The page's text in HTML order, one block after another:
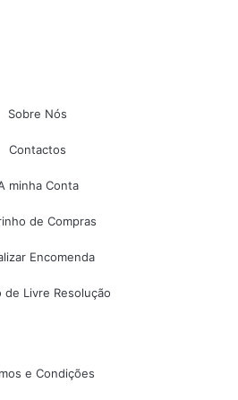
Sobre Nós
Contactos
minha Conta
de Compras
Encomenda
de Livre Resolução
e Condições